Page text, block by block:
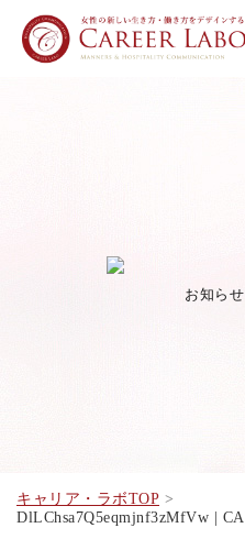
お知ら
キャリア・ラボTOP
DlLChsa7Q5eqmjnf3zMfVw |